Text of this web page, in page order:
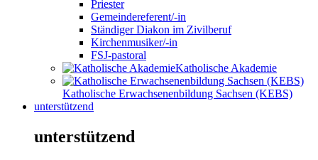
Priester
Gemeindereferent/-in
Ständiger Diakon im Zivilberuf
Kirchenmusiker/-in
FSJ-pastoral
Katholische Akademie
Katholische Erwachsenenbildung Sachsen (KEBS)
unterstützend
unterstützend